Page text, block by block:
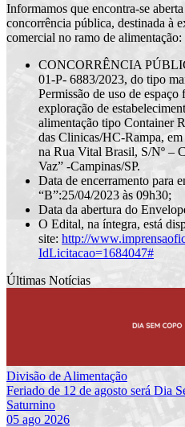
Informamos que encontra-se
concorrência pública, destinada à
comercial no ramo de alimentação:
CONCORRÊNCIA
01-P- 6883/2023, do tipo
Permissão de uso de
exploração de
alimentação tipo Container
das Clinicas/HC-Rampa,
na Rua Vital Brasil, S/Nº –
Vaz” -Campinas/SP.
Data de encerramento para
“B”:25/04/2023 às 09h30;
Data da abertura do
O Edital, na íntegra, está
site: http://
IdLicitacao=1684047#
Últimas Notícias
Divisão de Alimentação
Feriado de 12 de agosto será Dia
Saturnino
05 ago 2026